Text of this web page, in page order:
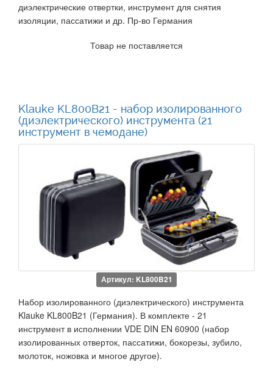
диэлектрические отвертки, инструмент для снятия
изоляции, пассатижи и др. Пр-во Германия
Товар не поставляется
Klauke KL800B21 - набор изолированного
(диэлектрического) инструмента (21
инструмент в чемодане)
Артикул: KL800B21
Набор изолированного (диэлектрического) инструмента
Klauke KL800B21 (Германия). В комплекте - 21
инструмент в исполнении VDE DIN EN 60900 (набор
изолированных отверток, пассатижи, бокорезы, зубило,
молоток, ножовка и многое другое).